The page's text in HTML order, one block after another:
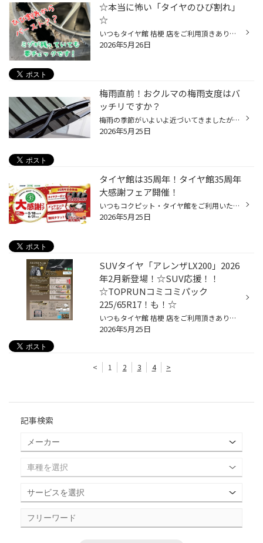
☆本当に怖い「タイヤのひび割れ」
☆
いつもタイヤ館 桔梗 店をご利用頂きありがとうございます( ⁎ᵕᴗᵕ⁎ ) 今回は、「タイヤのひび割れ」のお話です！ 製造年数やひび割れ等 タイヤの状況から お客様へご説明させていただき 買い替えとなりました。 組替作業中の画像です↓ よく見かける「タイヤのひび割れ」 このような状態になるまで 気...
2026年5月26日
梅雨直前！おクルマの梅雨支度はバ
ッチリですか？
梅雨の季節がいよいよ近づいてきましたが、皆さんおクルマのコンディションはいかがでしょうか？ 雨の日の運転が増えるこれからの時期こそ、早めのメンテナンスがおすすめです。 今回は、雨の日でも安心して走行するためのおすすめメンテナンスポイントをご紹介いたします！ 現在、コクピット・タイ...
2026年5月25日
タイヤ館は35周年！タイヤ館35周年
大感謝フェア開催！
いつもコクピット・タイヤ館をご利用いただき、誠にありがとうございます！ 多くのお客様に支えられて、タイヤ館は35周年を迎えることが出来ました。 これからもお客様の安全・安心なカーライフを全力でサポートしてまいりますので、 引き続きタイヤ館をよろしくお願いいたします。 35周年を迎えた...
2026年5月25日
SUVタイヤ「アレンザLX200」2026
年2月新登場！☆SUV応援！！
☆TOPRUNコミコミパック
225/65R17！も！☆
いつもタイヤ館 桔梗 店をご利用頂きありがとうございます( ⁎ᵕᴗᵕ⁎ ) SUVタイヤのご紹介です。 SUVタイヤのALENZA（アレンザ）「LX100」から さらに性能が向上し 「LX200」が、2026年2月新登場！ プレミアムな愛車には プレミアムなタイヤがふさわしい。 今や自動車界の花形となった人気車種 SUVなら...
2026年5月25日
< 1 2 3 4 >
記事検索